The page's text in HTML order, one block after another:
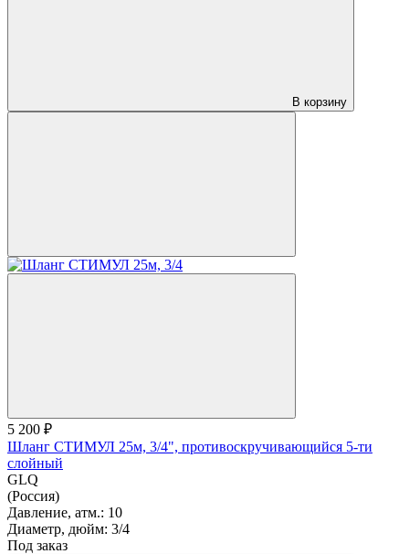
В корзину
5 200 ₽
Шланг СТИМУЛ 25м, 3/4", противоскручивающийся 5-ти
слойный
GLQ
(Россия)
Давление, атм.: 10
Диаметр, дюйм: 3/4
Под заказ